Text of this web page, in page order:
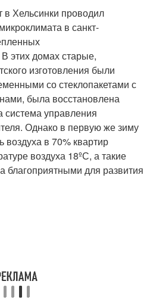
в Хельсинки проводил
в санкт-
домах старые,
изготовления были
со стеклопакетами с
была восстановлена
система управления
Однако в первую же зиму
воздуха в 70% квартир
воздуха 18ºС, а такие
благоприятными для развития